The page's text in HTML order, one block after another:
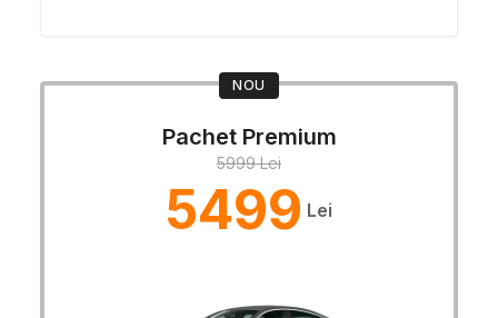
NOU
Pachet Premium
5999 Lei
5499 Lei